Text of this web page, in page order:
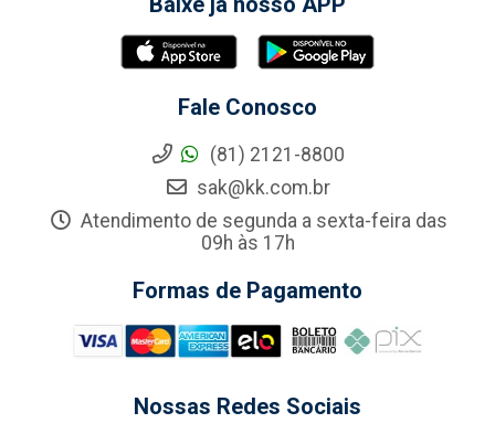
Fale Conosco
(81) 2121-8800
sak@kk.com.br
Atendimento de segunda a sexta-feira das
09h às 17h
Formas de Pagamento
Nossas Redes Sociais